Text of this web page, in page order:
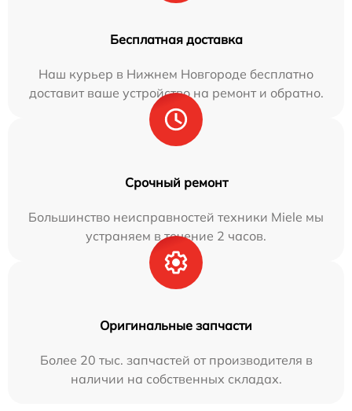
Бесплатная доставка
Наш курьер в Нижнем Новгороде бесплатно
доставит ваше устройство на ремонт и обратно.
Срочный ремонт
Большинство неисправностей техники Miele мы
устраняем в течение 2 часов.
Оригинальные запчасти
Более 20 тыс. запчастей от производителя в
наличии на собственных складах.